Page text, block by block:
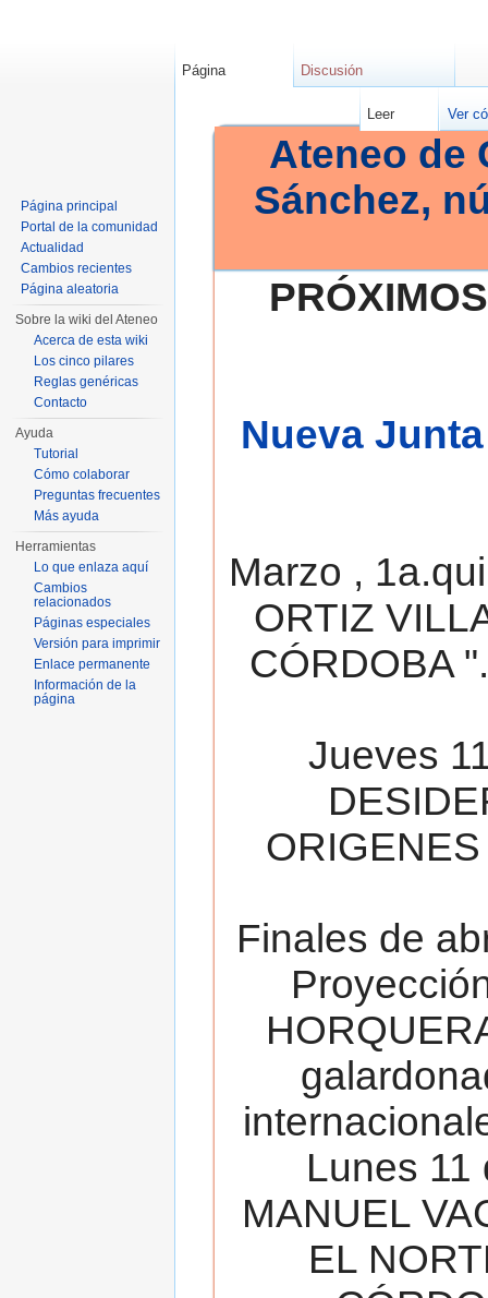
Ateneo de
Sánchez,
Nueva
Marzo ,
ORTIZ
CÓRDOBA
Jueves
Finales de
Lunes 11
MANUEL
EL
Página Discusión
Leer Ver
Página principal
Portal de la comunidad
Actualidad
Cambios recientes
Página aleatoria
Sobre la wiki del Ateneo
Acerca de esta wiki
Los cinco pilares
Reglas genéricas
Contacto
Ayuda
Tutorial
Cómo colaborar
Preguntas frecuentes
Más ayuda
Herramientas
Lo que enlaza aquí
Cambios
relacionados
Páginas especiales
Versión para imprimir
Enlace permanente
Información de la
página